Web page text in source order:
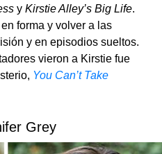
y Kirstie Alley’s Big Life.
forma y volver a las
y en episodios sueltos.
vieron a Kirstie fue
You Can’t Take
Grey